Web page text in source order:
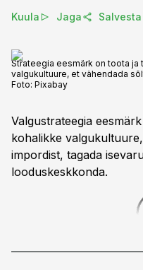
Kuula Jaga Salvesta
Strateegia eesmärk on toota ja
valgukultuure, et vähendada
Foto: Pixabay
Valgustrateegia
kohalikke
impordist, tagada
looduskeskkonda.